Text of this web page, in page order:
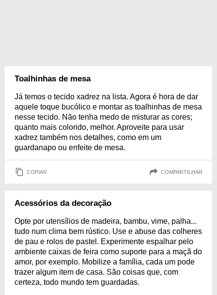
Toalhinhas de mesa
Já temos o tecido xadrez na lista. Agora é hora de dar
aquele toque bucólico e montar as toalhinhas de mesa
nesse tecido. Não tenha medo de misturar as cores;
quanto mais colorido, melhor. Aproveite para usar
xadrez também nos detalhes, como em um
guardanapo ou enfeite de mesa.
COPIAR COMPARTILHAR
Acessórios da decoração
Opte por utensílios de madeira, bambu, vime, palha...
tudo num clima bem rústico. Use e abuse das colheres
de pau e rolos de pastel. Experimente espalhar pelo
ambiente caixas de feira como suporte para a maçã do
amor, por exemplo. Mobilize a família, cada um pode
trazer algum item de casa. São coisas que, com
certeza, todo mundo tem guardadas.